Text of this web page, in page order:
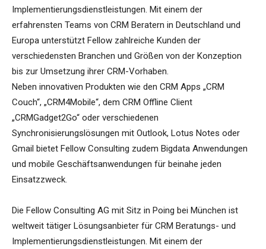
Implementierungsdienstleistungen. Mit einem der
erfahrensten Teams von CRM Beratern in Deutschland und
Europa unterstützt Fellow zahlreiche Kunden der
verschiedensten Branchen und Größen von der Konzeption
bis zur Umsetzung ihrer CRM-Vorhaben.
Neben innovativen Produkten wie den CRM Apps „CRM
Couch“, „CRM4Mobile“, dem CRM Offline Client
„CRMGadget2Go“ oder verschiedenen
Synchronisierungslösungen mit Outlook, Lotus Notes oder
Gmail bietet Fellow Consulting zudem Bigdata Anwendungen
und mobile Geschäftsanwendungen für beinahe jeden
Einsatzzweck.
Die Fellow Consulting AG mit Sitz in Poing bei München ist
weltweit tätiger Lösungsanbieter für CRM Beratungs- und
Implementierungsdienstleistungen. Mit einem der